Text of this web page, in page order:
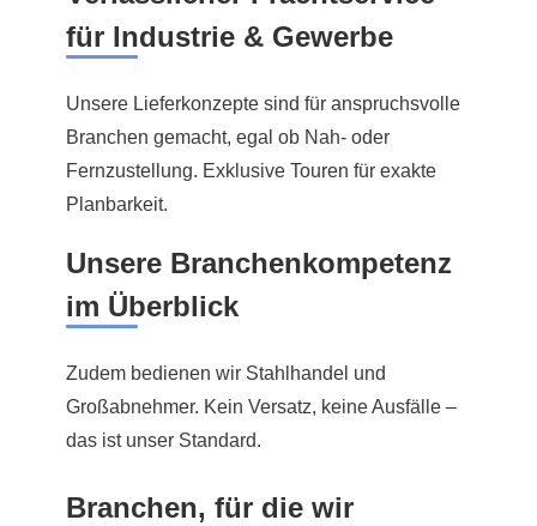
für Industrie & Gewerbe
Unsere Lieferkonzepte sind für anspruchsvolle
Branchen gemacht, egal ob Nah- oder
Fernzustellung. Exklusive Touren für exakte
Planbarkeit.
Unsere Branchenkompetenz
im Überblick
Zudem bedienen wir Stahlhandel und
Großabnehmer. Kein Versatz, keine Ausfälle –
das ist unser Standard.
Branchen, für die wir